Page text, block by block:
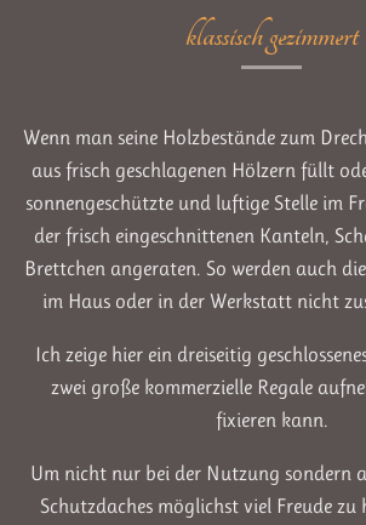
klassisch gezimmert
Wenn man seine Holzbestände zum
aus frisch geschlagenen Hölzern füllt
sonnengeschützte und luftige Stelle im
der frisch eingeschnittenen Kanteln,
Brettchen angeraten. So werden auch
im Haus oder in der Werkstatt nicht
Ich zeige hier ein dreiseitig
zwei große kommerzielle Regale
fixieren kann.
Um nicht nur bei der Nutzung sondern
Schutzdaches möglichst viel Freude zu